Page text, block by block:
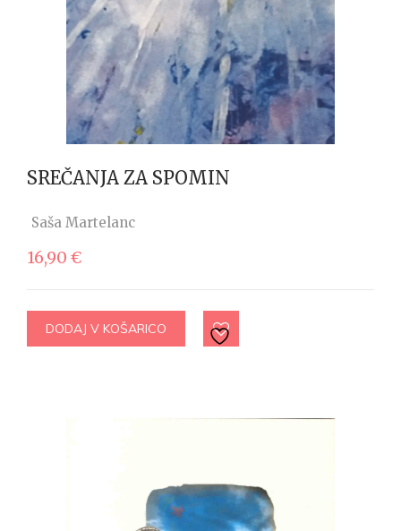
SREČANJA ZA SPOMIN
Saša Martelanc
16,90 €
DODAJ V KOŠARICO